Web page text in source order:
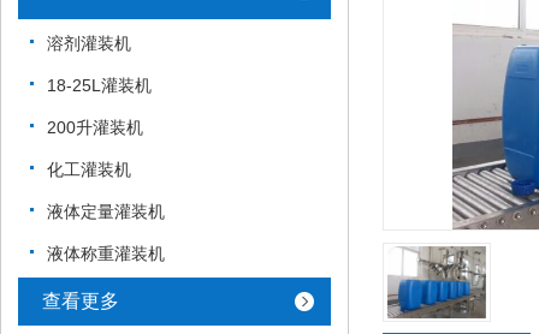
溶剂灌装机
18-25L灌装机
200升灌装机
化工灌装机
液体定量灌装机
液体称重灌装机
查看更多